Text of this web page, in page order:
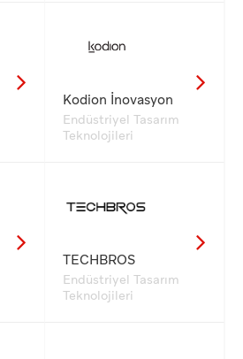
Kodion İnovasyon
Endüstriyel Tasarım
Teknolojileri
TECHBROS
Endüstriyel Tasarım
Teknolojileri